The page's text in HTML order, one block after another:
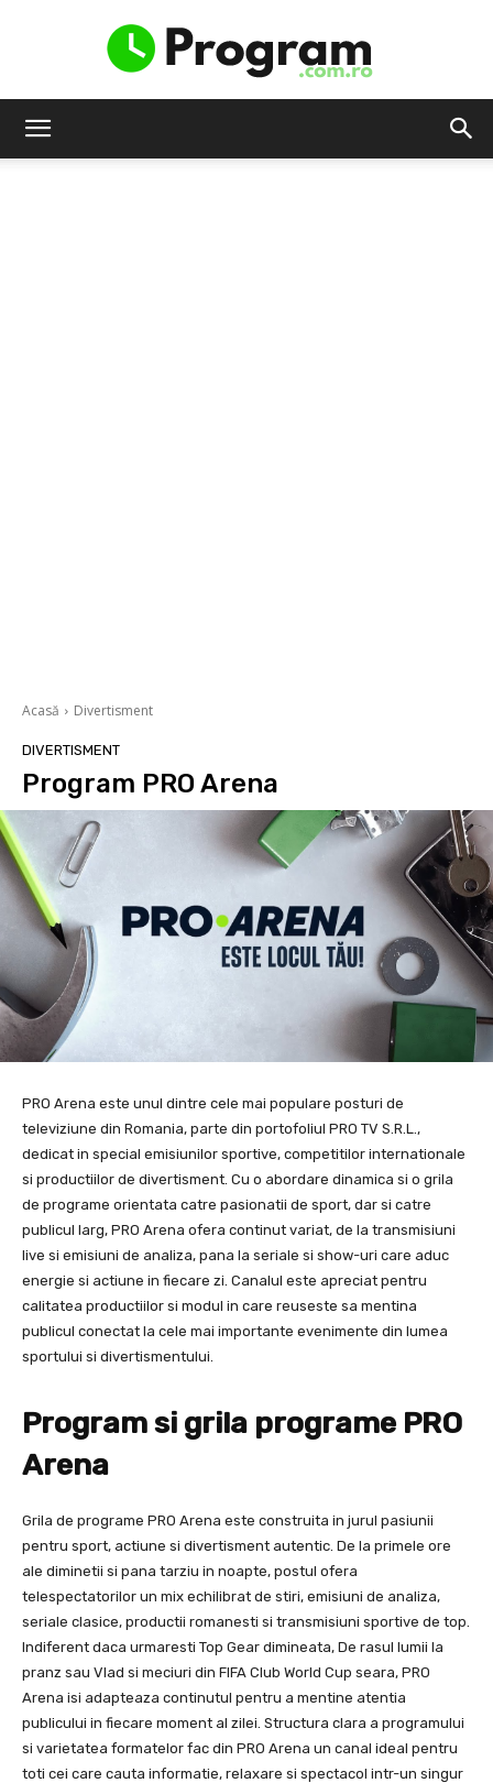
Acasă Divertisment
DIVERTISMENT
Program PRO Arena
PRO Arena este unul dintre cele mai populare posturi de
televiziune din Romania, parte din portofoliul PRO TV S.R.L.,
dedicat in special emisiunilor sportive, competitilor internationale
si productiilor de divertisment. Cu o abordare dinamica si o grila
de programe orientata catre pasionatii de sport, dar si catre
publicul larg, PRO Arena ofera continut variat, de la transmisiuni
live si emisiuni de analiza, pana la seriale si show-uri care aduc
energie si actiune in fiecare zi. Canalul este apreciat pentru
calitatea productiilor si modul in care reuseste sa mentina
publicul conectat la cele mai importante evenimente din lumea
sportului si divertismentului.
Program si grila programe PRO
Arena
Grila de programe PRO Arena este construita in jurul pasiunii
pentru sport, actiune si divertisment autentic. De la primele ore
ale diminetii si pana tarziu in noapte, postul ofera
telespectatorilor un mix echilibrat de stiri, emisiuni de analiza,
seriale clasice, productii romanesti si transmisiuni sportive de top.
Indiferent daca urmaresti Top Gear dimineata, De rasul lumii la
pranz sau Vlad si meciuri din FIFA Club World Cup seara, PRO
Arena isi adapteaza continutul pentru a mentine atentia
publicului in fiecare moment al zilei. Structura clara a programului
si varietatea formatelor fac din PRO Arena un canal ideal pentru
toti cei care cauta informatie, relaxare si spectacol intr-un singur